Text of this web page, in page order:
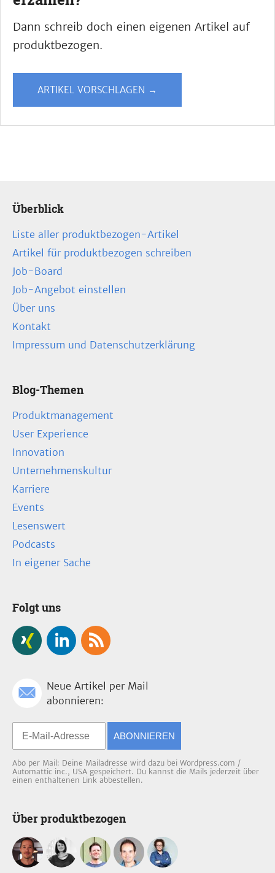
Dann schreib doch einen eigenen Artikel auf
produktbezogen.
ARTIKEL VORSCHLAGEN →
Überblick
Liste aller produktbezogen-Artikel
Artikel für produktbezogen schreiben
Job-Board
Job-Angebot einstellen
Über uns
Kontakt
Impressum und Datenschutzerklärung
Blog-Themen
Produktmanagement
User Experience
Innovation
Unternehmenskultur
Karriere
Events
Lesenswert
Podcasts
In eigener Sache
Folgt uns
Neue Artikel per Mail
abonnieren:
ABONNIEREN
Abo per Mail: Deine Mailadresse wird dazu bei Wordpress.com /
Automattic inc., USA gespeichert. Du kannst die Mails jederzeit über
einen enthaltenen Link abbestellen.
Über produktbezogen